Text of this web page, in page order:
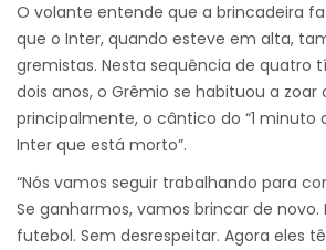
O volante entende que a brincadeira
que o Inter, quando esteve em alta,
gremistas. Nesta sequência de quatro
dois anos, o Grêmio se habituou a zoar
principalmente, o cântico do “1 minuto
Inter que está morto”.
“Nós vamos seguir trabalhando para
Se ganharmos, vamos brincar de novo.
futebol. Sem desrespeitar. Agora eles